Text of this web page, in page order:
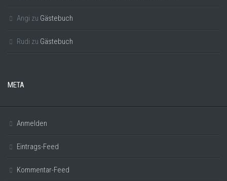
Angi zu Gästebuch
Rudi zu Gästebuch
META
Anmelden
Eintrags-Feed
Kommentar-Feed